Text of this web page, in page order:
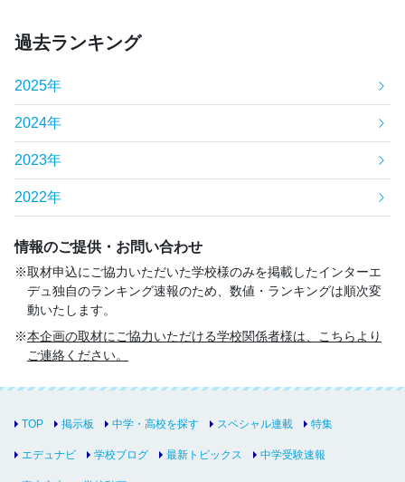
過去ランキング
2025年
2024年
2023年
2022年
情報のご提供・お問い合わせ
取材申込にご協力いただいた学校様のみを掲載したインターエ
デュ独自のランキング速報のため、数値・ランキングは順次変
動いたします。
本企画の取材にご協力いただける学校関係者様は、こちらより
ご連絡ください。
TOP 掲示板 中学・高校を探す スペシャル連載 特集
エデュナビ 学校ブログ 最新トピックス 中学受験速報